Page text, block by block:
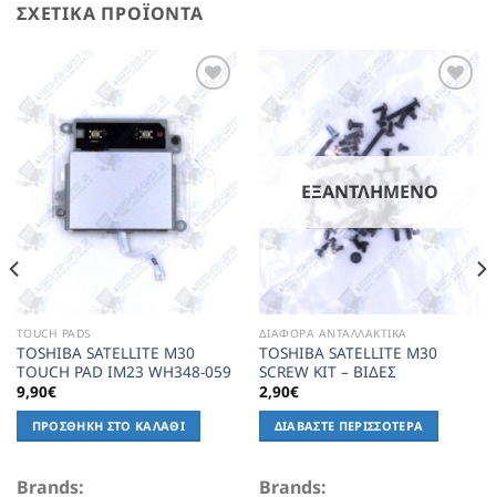
ΣΧΕΤΙΚΆ ΠΡΟΪΌΝΤΑ
Add to
Wishlist
TOUCH PADS
TOSHIBA SATELLITE M30
TOUCH PAD IM23 WH348-059
9,90€
ΠΡΟΣΘΉΚΗ ΣΤΟ ΚΑΛΆΘΙ
Brands:
Add to
Wishlist
ΕΞΑΝΤΛΗΜΈΝΟ
ΔΙΑΦΟΡΑ ΑΝΤΑΛΛΑΚΤΙΚΑ
TOSHIBA SATELLITE M30
SCREW KIT – ΒΙΔΕΣ
2,90€
ΔΙΑΒΆΣΤΕ ΠΕΡΙΣΣΌΤΕΡΑ
Brands: